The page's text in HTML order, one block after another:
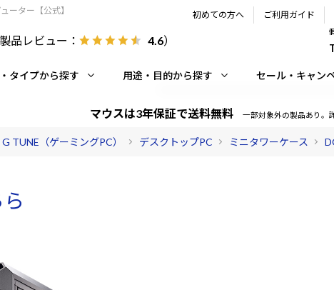
ーター【公式】
製品レビュー： 4.6）
初めての方へ ご利用ガイド
タイプから探す 用途・目的から探す セール・キャン
マウスは3年保証で送料無料 一部対象外の製品あり。
G TUNE（ゲーミングPC） デスクトップPC ミニタワーケース